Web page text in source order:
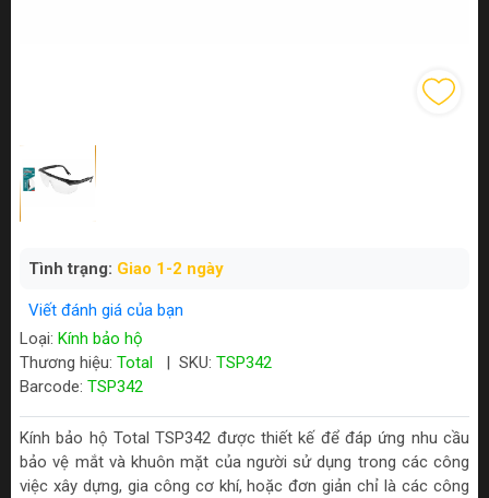
Tình trạng: Giao 1-2 ngày
Viết đánh giá của bạn
Loại: Kính bảo hộ
Thương hiệu: Total SKU: TSP342
Barcode: TSP342
Kính bảo hộ Total TSP342 được thiết kế để đáp ứng nhu cầu
bảo vệ mắt và khuôn mặt của người sử dụng trong các công
việc xây dựng, gia công cơ khí, hoặc đơn giản chỉ là các công